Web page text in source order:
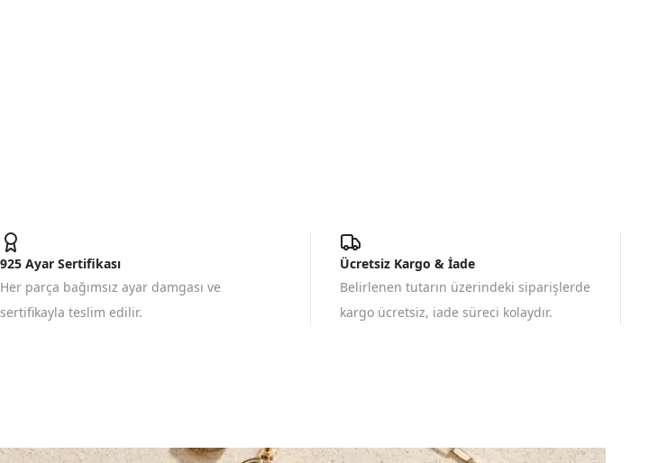
925 Ayar Sertifikası
Her parça bağımsız ayar damgası ve
sertifikayla teslim edilir.
Ücretsiz Kargo & İade
Belirlenen tutarın üzerindeki siparişlerde
kargo ücretsiz, iade süreci kolaydır.